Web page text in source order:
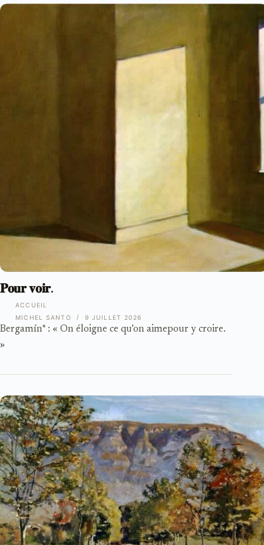
ACCUEIL
𝐏𝐨𝐮𝐫 𝐯𝐨𝐢𝐫.
Bergamín* : « On éloigne ce qu’on aimepour y croire.
»
MICHEL SANTO 9 JUILLET 2026